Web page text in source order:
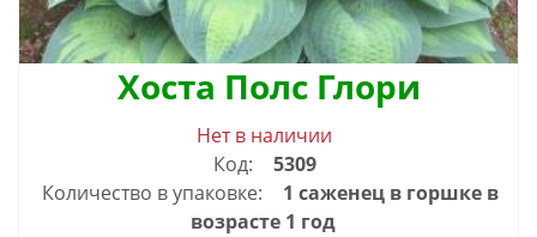
Хоста Полс Глори
Нет в наличии
Код:
5309
Количество в упаковке:
1 саженец в горшке в
возрасте 1 год